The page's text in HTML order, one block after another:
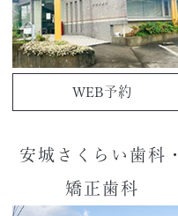
WEB予約
安城さくらい歯科・
矯正歯科